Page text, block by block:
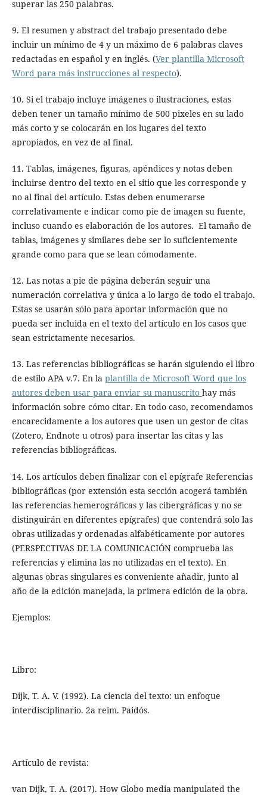
superar las 250 palabras.
9. El resumen y abstract del trabajo presentado debe
incluir un mínimo de 4 y un máximo de 6 palabras claves
redactadas en español y en inglés. (Ver plantilla Microsoft
Word para más instrucciones al respecto).
10. Si el trabajo incluye imágenes o ilustraciones, estas
deben tener un tamaño mínimo de 500 pixeles en su lado
más corto y se colocarán en los lugares del texto
apropiados, en vez de al final.
11. Tablas, imágenes, figuras, apéndices y notas deben
incluirse dentro del texto en el sitio que les corresponde y
no al final del artículo. Estas deben enumerarse
correlativamente e indicar como pie de imagen su fuente,
incluso cuando es elaboración de los autores. El tamaño de
tablas, imágenes y similares debe ser lo suficientemente
grande como para que se lean cómodamente.
12. Las notas a pie de página deberán seguir una
numeración correlativa y única a lo largo de todo el trabajo.
Estas se usarán sólo para aportar información que no
pueda ser incluida en el texto del artículo en los casos que
sean estrictamente necesarios.
13. Las referencias bibliográficas se harán siguiendo el libro
de estilo APA v.7. En la plantilla de Microsoft Word que los
autores deben usar para enviar su manuscrito hay más
información sobre cómo citar. En todo caso, recomendamos
encarecidamente a los autores que usen un gestor de citas
(Zotero, Endnote u otros) para insertar las citas y las
referencias bibliográficas.
14. Los artículos deben finalizar con el epígrafe Referencias
bibliográficas (por extensión esta sección acogerá también
las referencias hemerográficas y las cibergráficas y no se
distinguirán en diferentes epígrafes) que contendrá solo las
obras utilizadas y ordenadas alfabéticamente por autores
(PERSPECTIVAS DE LA COMUNICACIÓN comprueba las
referencias y elimina las no utilizadas en el texto). En
algunas obras singulares es conveniente añadir, junto al
año de la edición manejada, la primera edición de la obra.
Ejemplos:
Libro:
Dijk, T. A. V. (1992). La ciencia del texto: un enfoque
interdisciplinario. 2a reim. Paidós.
Artículo de revista:
van Dijk, T. A. (2017). How Globo media manipulated the